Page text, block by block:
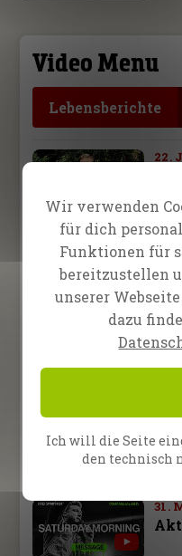
Video Menu
Lebensberichte
22.
12.
31.
Wir verwenden
für dich
Funktionen für
bereitzustellen
unserer
dazu
Ich will die Seite
den technisch